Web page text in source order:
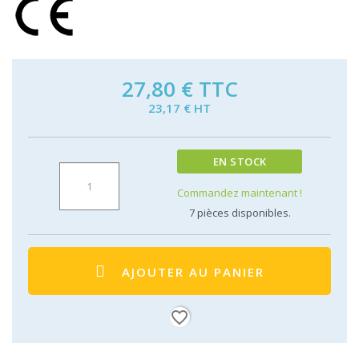
27,80 € TTC
23,17 € HT
EN STOCK
Commandez maintenant !
7pièces disponibles.
AJOUTER AU PANIER
favorite_border